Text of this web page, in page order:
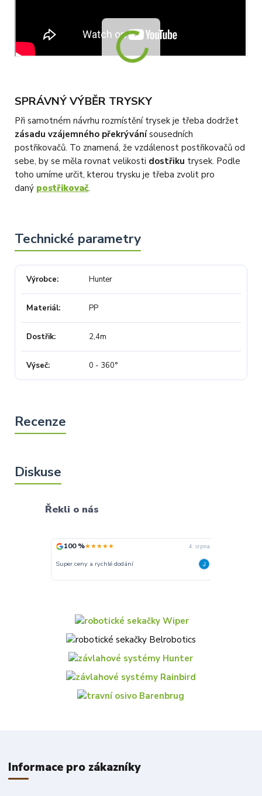
SPRÁVNÝ VÝBĚR TRYSKY
Při samotném návrhu rozmístění trysek je třeba dodržet
zásadu vzájemného překrývánísousedních
postřikovačů. To znamená, že vzdálenost postřikovačů od
sebe, by se měla rovnat velikosti dostřiku trysek. Podle
toho umíme určit, kterou trysku je třeba zvolit pro
daný postřikovač.
Výrobce Hunter
Materiál PP
Dostřik 2,4m
Výseč 0 - 360°
Řekli o nás
100 %★★★★★ 4. srpna
Super ceny a rychlé dodání
Informace pro zákazníky